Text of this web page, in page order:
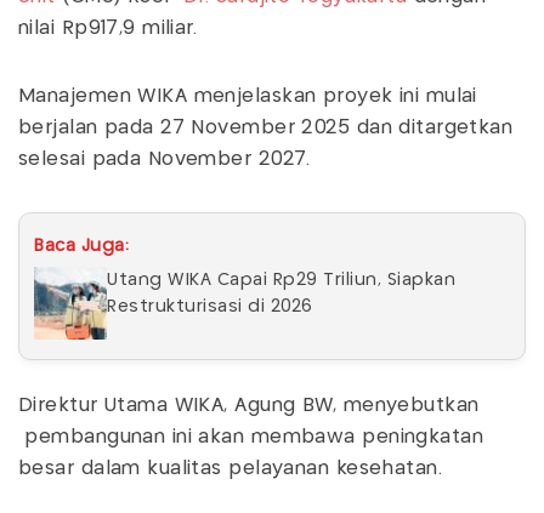
nilai Rp917,9 miliar.
Manajemen WIKA menjelaskan proyek ini mulai
berjalan pada 27 November 2025 dan ditargetkan
selesai pada November 2027.
Baca Juga:
Utang WIKA Capai Rp29 Triliun, Siapkan
Restrukturisasi di 2026
Direktur Utama WIKA, Agung BW, menyebutkan
pembangunan ini akan membawa peningkatan
besar dalam kualitas pelayanan kesehatan.